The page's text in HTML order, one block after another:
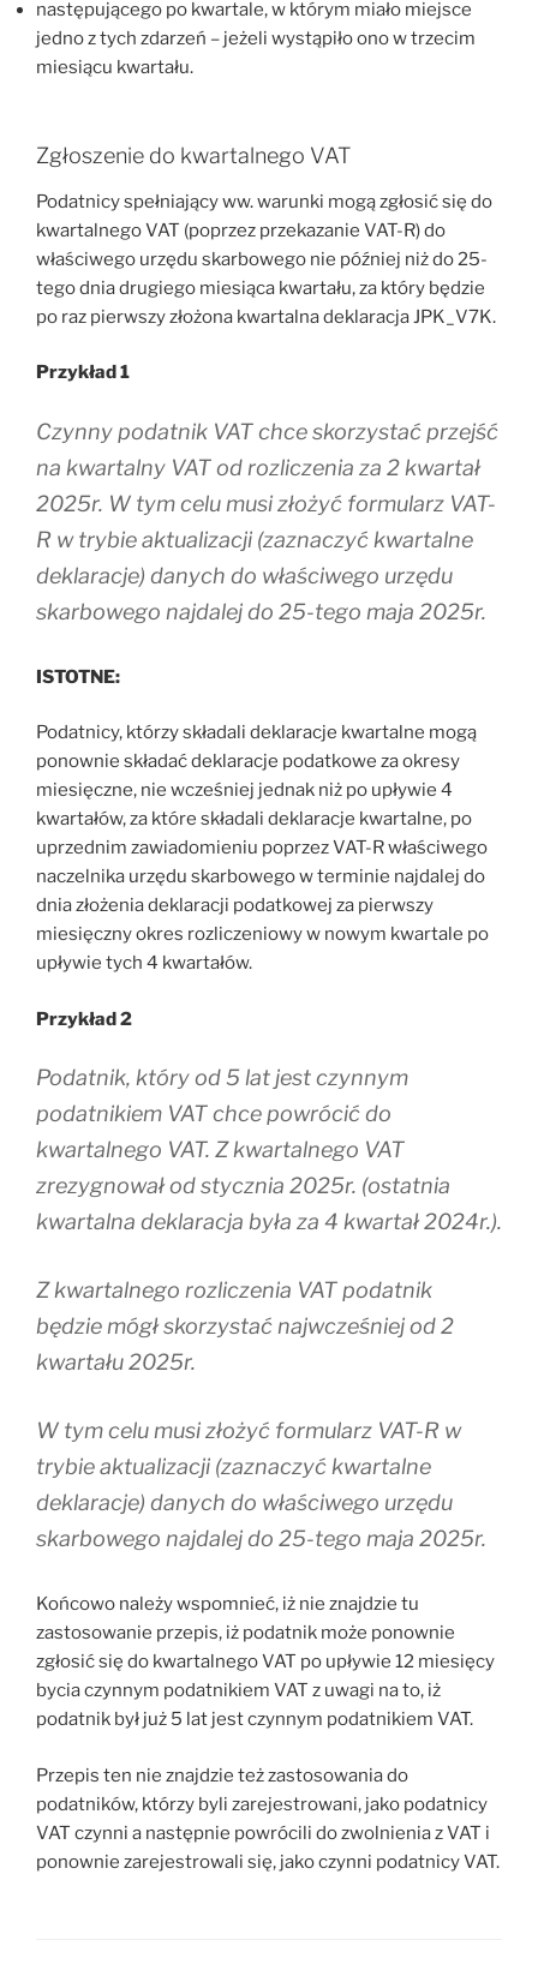
następującego po kwartale, w którym miało miejsce
jedno z tych zdarzeń – jeżeli wystąpiło ono w trzecim
miesiącu kwartału.
Zgłoszenie do kwartalnego VAT
Podatnicy spełniający ww. warunki mogą zgłosić się do
kwartalnego VAT (poprzez przekazanie VAT-R) do
właściwego urzędu skarbowego nie później niż do 25-
tego dnia drugiego miesiąca kwartału, za który będzie
po raz pierwszy złożona kwartalna deklaracja JPK_V7K.
Przykład 1
Czynny podatnik VAT chce skorzystać przejść
na kwartalny VAT od rozliczenia za 2 kwartał
2025r. W tym celu musi złożyć formularz VAT-
R w trybie aktualizacji (zaznaczyć kwartalne
deklaracje) danych do właściwego urzędu
skarbowego najdalej do 25-tego maja 2025r.
ISTOTNE:
Podatnicy, którzy składali deklaracje kwartalne mogą
ponownie składać deklaracje podatkowe za okresy
miesięczne, nie wcześniej jednak niż po upływie 4
kwartałów, za które składali deklaracje kwartalne, po
uprzednim zawiadomieniu poprzez VAT-R właściwego
naczelnika urzędu skarbowego w terminie najdalej do
dnia złożenia deklaracji podatkowej za pierwszy
miesięczny okres rozliczeniowy w nowym kwartale po
upływie tych 4 kwartałów.
Przykład 2
Podatnik, który od 5 lat jest czynnym
podatnikiem VAT chce powrócić do
kwartalnego VAT. Z kwartalnego VAT
zrezygnował od stycznia 2025r. (ostatnia
kwartalna deklaracja była za 4 kwartał 2024r.).
Z kwartalnego rozliczenia VAT podatnik
będzie mógł skorzystać najwcześniej od 2
kwartału 2025r.
W tym celu musi złożyć formularz VAT-R w
trybie aktualizacji (zaznaczyć kwartalne
deklaracje) danych do właściwego urzędu
skarbowego najdalej do 25-tego maja 2025r.
Końcowo należy wspomnieć, iż nie znajdzie tu
zastosowanie przepis, iż podatnik może ponownie
zgłosić się do kwartalnego VAT po upływie 12 miesięcy
bycia czynnym podatnikiem VAT z uwagi na to, iż
podatnik był już 5 lat jest czynnym podatnikiem VAT.
Przepis ten nie znajdzie też zastosowania do
podatników, którzy byli zarejestrowani, jako podatnicy
VAT czynni a następnie powrócili do zwolnienia z VAT i
ponownie zarejestrowali się, jako czynni podatnicy VAT.